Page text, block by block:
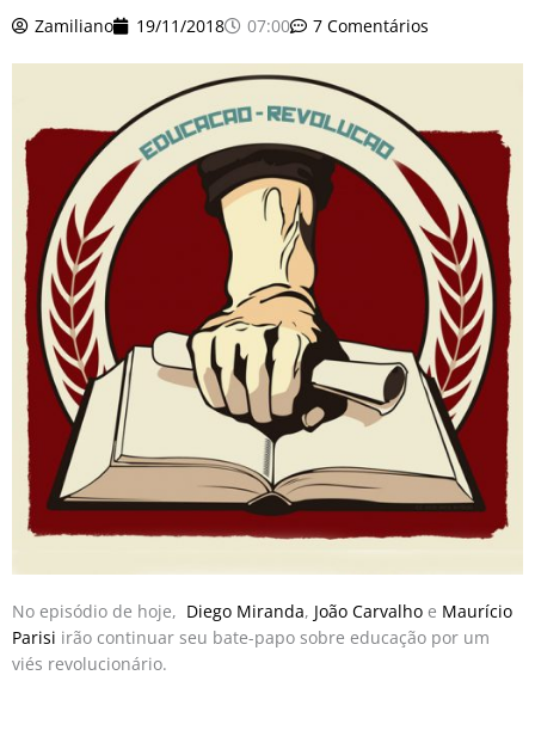
k
Zamiliano 19/11/2018 07:00 7 Comentários
No episódio de hoje, Diego Miranda, João Carvalho e Maurício
Parisi irão continuar seu bate-papo sobre educação por um
viés revolucionário.